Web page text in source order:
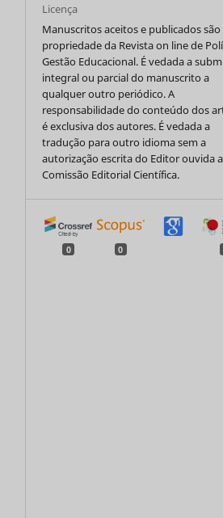
Licença
Manuscritos aceitos e publicados são
propriedade da Revista on line de
Gestão Educacional. É vedada a
integral ou parcial do manuscrito a
qualquer outro periódico. A
responsabilidade do conteúdo dos
é exclusiva dos autores. É vedada a
tradução para outro idioma sem a
autorização escrita do Editor ouvida a
Comissão Editorial Científica.
0 0